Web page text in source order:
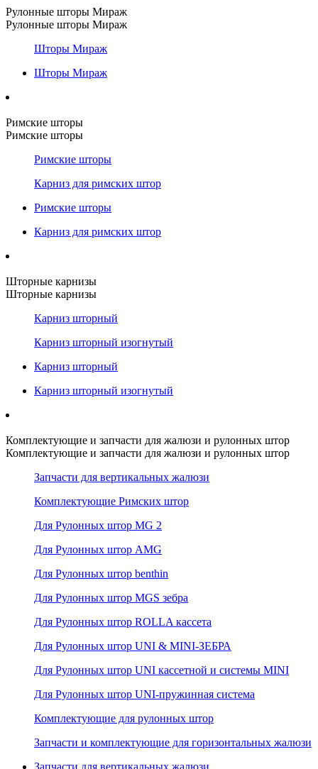
Рулонные шторы Мираж
Рулонные шторы Мираж
Шторы Мираж
Шторы Мираж
Римские шторы
Римские шторы
Римские шторы
Карниз для римских штор
Римские шторы
Карниз для римских штор
Шторные карнизы
Шторные карнизы
Карниз шторный
Карниз шторный изогнутый
Карниз шторный
Карниз шторный изогнутый
Комплектующие и запчасти для жалюзи и рулонных штор
Комплектующие и запчасти для жалюзи и рулонных штор
Запчасти для вертикальных жалюзи
Комплектующие Римских штор
Для Рулонных штор MG 2
Для Рулонных штор AMG
Для Рулонных штор benthin
Для Рулонных штор MGS зебра
Для Рулонных штор ROLLA кассета
Для Рулонных штор UNI & MINI-ЗЕБРА
Для Рулонных штор UNI кассетной и системы MINI
Для Рулонных штор UNI-пружинная система
Комплектующие для рулонных штор
Запчасти и комплектующие для горизонтальных жалюзи
Запчасти для вертикальных жалюзи